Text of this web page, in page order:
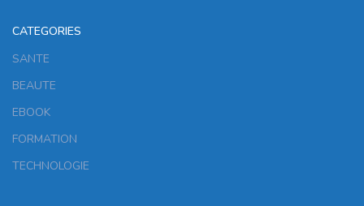
CATEGORIES
SANTE
BEAUTE
EBOOK
FORMATION
TECHNOLOGIE